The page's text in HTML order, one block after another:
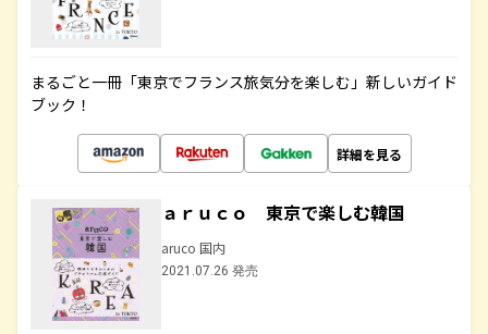
まるごと一冊「東京でフランス旅気分を楽しむ」新しいガイド
ブック！
詳細を見る
ａｒｕｃｏ 東京で楽しむ韓国
aruco 国内
2021.07.26 発売